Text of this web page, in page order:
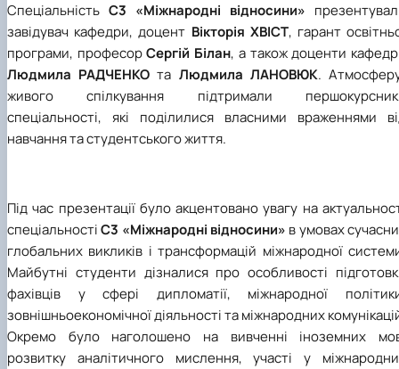
Спеціальність С3 «Міжнародні відносини»
завідувач кафедри, доцент Вікторія ХВІСТ, гарант
програми, професорСергій Білан, а також доценти
Людмила РАДЧЕНКОта Людмила ЛАНОВЮК.
живого спілкування підтримали
спеціальності, які поділилися власними враженнями
навчання та студентського життя.
Під час презентації було акцентовано увагу на
спеціальностіС3 «Міжнародні відносини» в умовах
глобальних викликів і трансформацій міжнародної
Майбутні студенти дізналися про особливості
фахівців у сфері дипломатії, міжнародної
зовнішньоекономічної діяльності та міжнародних
Окремо було наголошено на вивченні іноземних
розвитку аналітичного мислення, участі у